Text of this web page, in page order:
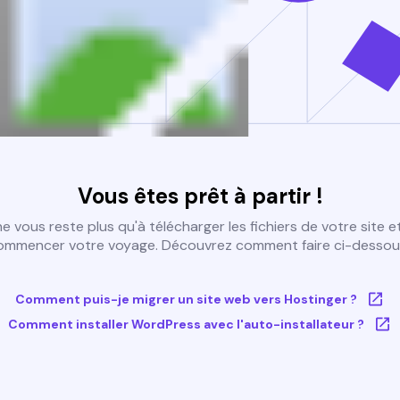
Vous êtes prêt à partir !
vous reste plus qu'à télécharger les fichiers de votre site
votre voyage. Découvrez comment faire ci-
Comment puis-je migrer un site web vers Hostinger ?
Comment installer WordPress avec l'auto-installateur ?